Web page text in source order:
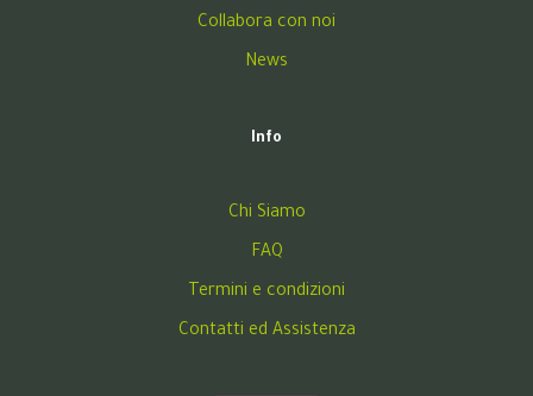
Collabora con noi
News
Info
Chi Siamo
FAQ
Termini e condizioni
Contatti ed Assistenza